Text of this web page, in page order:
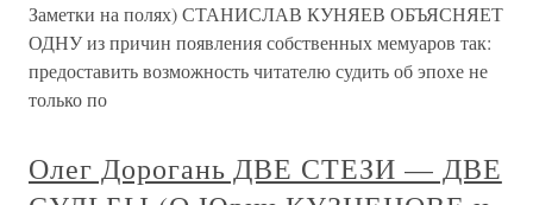
Заметки на полях) СТАНИСЛАВ КУНЯЕВ ОБЪЯСНЯЕТ
ОДНУ из причин появления собственных мемуаров так:
предоставить возможность читателю судить об эпохе не
только по
Олег Дорогань ДВЕ СТЕЗИ — ДВЕ